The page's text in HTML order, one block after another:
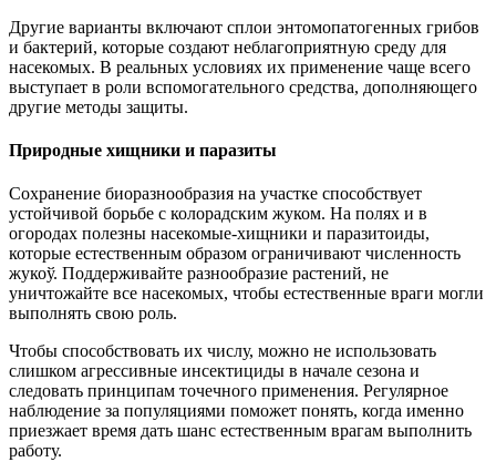
Другие варианты включают сплои энтомопатогенных грибов
и бактерий, которые создают неблагоприятную среду для
насекомых. В реальных условиях их применение чаще всего
выступает в роли вспомогательного средства, дополняющего
другие методы защиты.
Природные хищники и паразиты
Сохранение биоразнообразия на участке способствует
устойчивой борьбе с колорадским жуком. На полях и в
огородах полезны насекомые-хищники и паразитоиды,
которые естественным образом ограничивают численность
жукоў. Поддерживайте разнообразие растений, не
уничтожайте все насекомых, чтобы естественные враги могли
выполнять свою роль.
Чтобы способствовать их числу, можно не использовать
слишком агрессивные инсектициды в начале сезона и
следовать принципам точечного применения. Регулярное
наблюдение за популяциями поможет понять, когда именно
приезжает время дать шанс естественным врагам выполнить
работу.